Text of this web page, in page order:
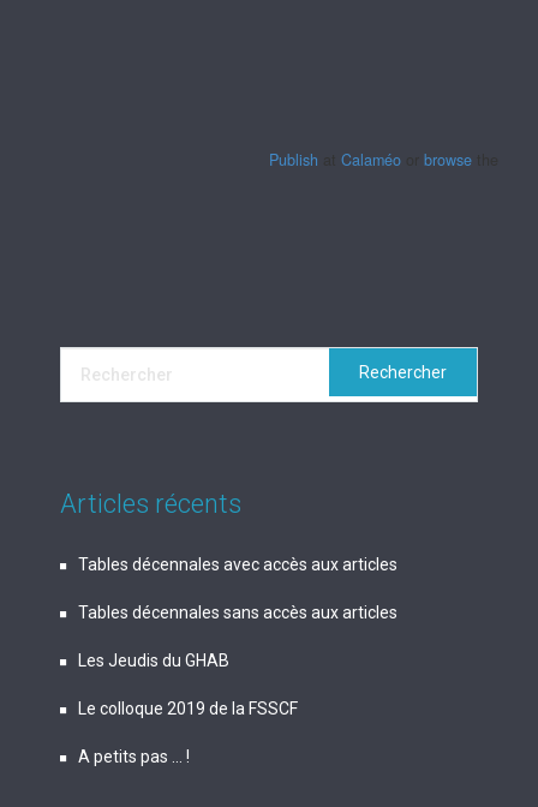
Publish Calaméo browse
Articles récents
Tables décennales avec accès aux articles
Tables décennales sans accès aux articles
Les Jeudis du GHAB
Le colloque 2019 de la FSSCF
A petits pas … !